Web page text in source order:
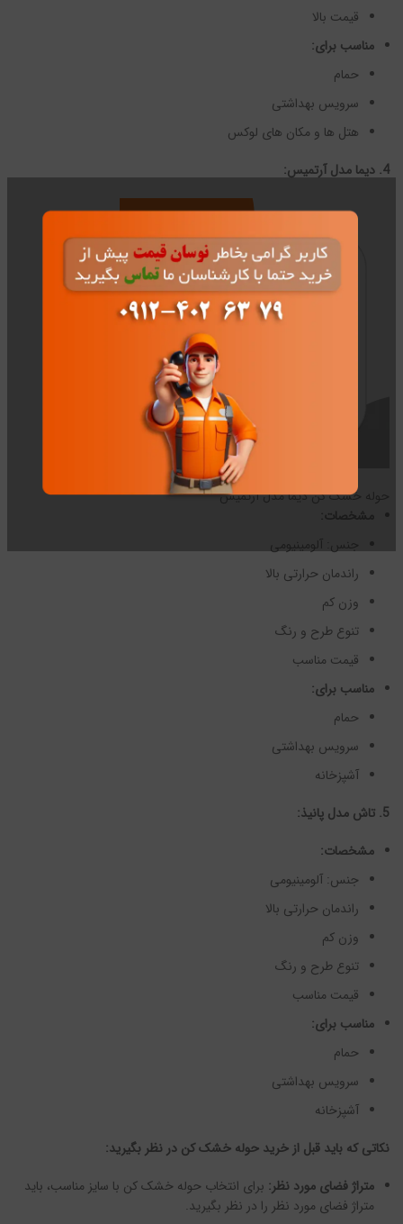
قیمت بالا
مناسب برای:
حمام
سرویس بهداشتی
هتل ها و مکان های لوکس
4. دیما مدل آرتمیس:
حوله خشک کن دیما مدل آرتمیس
راندمان حرارتی بالا
وزن کم
تنوع طرح و رنگ
قیمت مناسب
مناسب برای:
حمام
سرویس بهداشتی
آشپزخانه
5. تاش مدل پانیذ:
مشخصات:
جنس: آلومینیومی
راندمان حرارتی بالا
وزن کم
تنوع طرح و رنگ
قیمت مناسب
مناسب برای:
حمام
سرویس بهداشتی
آشپزخانه
نکاتی که باید قبل از خرید حوله خشک کن در نظر بگیرید:
متراژ فضای مورد نظر: برای انتخاب حوله خشک کن با سایز مناسب، باید
متراژ فضای مورد نظر را در نظر بگیرید.